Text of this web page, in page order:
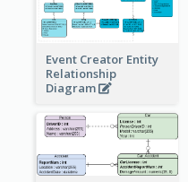
Event Creator Entity
Relationship
Diagram